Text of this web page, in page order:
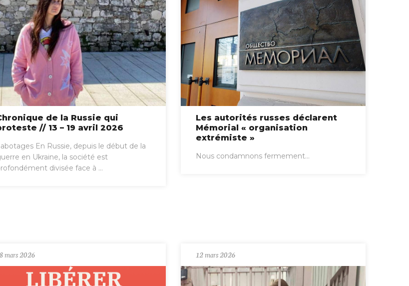
de la Russie qui
// 13 – 19 avril 2026
En Russie, depuis le début de la
en Ukraine, la société est
divisée face à ...
Les autorités russes déclarent
Mémorial « organisation
extrémiste »
Nous condamnons fermement...
mars 2026 12 mars 2026